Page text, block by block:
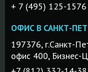
+ 7 (495) 125-1576
ОФИС В САНКТ-
197376, г.Санкт-
офис 400,